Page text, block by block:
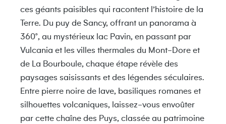
ces géants paisibles qui racontent l’histoire de la
Terre. Du puy de Sancy, offrant un panorama à
360°, au mystérieux lac Pavin, en passant par
Vulcania et les villes thermales du Mont-Dore et
de La Bourboule, chaque étape révèle des
paysages saisissants et des légendes séculaires.
Entre pierre noire de lave, basiliques romanes et
silhouettes volcaniques, laissez-vous envoûter
par cette chaîne des Puys, classée au patrimoine